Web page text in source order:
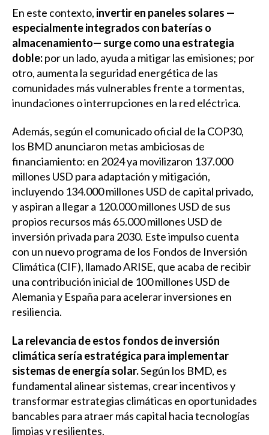
En este contexto, invertir en paneles solares —
especialmente integrados con baterías o
almacenamiento— surge como una estrategia
doble:por un lado, ayuda a mitigar las emisiones; por
otro, aumenta la seguridad energética de las
comunidades más vulnerables frente a tormentas,
inundaciones o interrupciones en la red eléctrica.
Además, según el comunicado oficial de la COP30,
los BMD anunciaron metas ambiciosas de
financiamiento: en 2024 ya movilizaron 137.000
millones USD para adaptación y mitigación,
incluyendo 134.000 millones USD de capital privado,
y aspiran a llegar a 120.000 millones USD de sus
propios recursos más 65.000 millones USD de
inversión privada para 2030. Este impulso cuenta
con un nuevo programa de los Fondos de Inversión
Climática (CIF), llamado ARISE, que acaba de recibir
una contribución inicial de 100 millones USD de
Alemania y España para acelerar inversiones en
resiliencia.
La relevancia de estos fondos de inversión
climática sería estratégica para implementar
sistemas de energía solar.Según los BMD, es
fundamental alinear sistemas, crear incentivos y
transformar estrategias climáticas en oportunidades
bancables para atraer más capital hacia tecnologías
limpias y resilientes.